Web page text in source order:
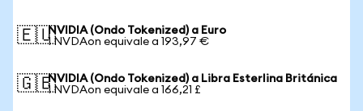
🇪🇺NVIDIA (Ondo Tokenized) a Euro
1 NVDAon equivale a 193,97 €
🇬🇧NVIDIA (Ondo Tokenized) a Libra Esterlina Británica
1 NVDAon equivale a 166,21 £